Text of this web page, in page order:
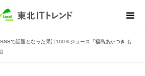
で話題となった果汁100％ジュース『福島あかつき も